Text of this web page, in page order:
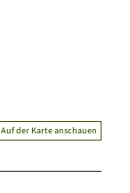
Auf der Karte anschauen